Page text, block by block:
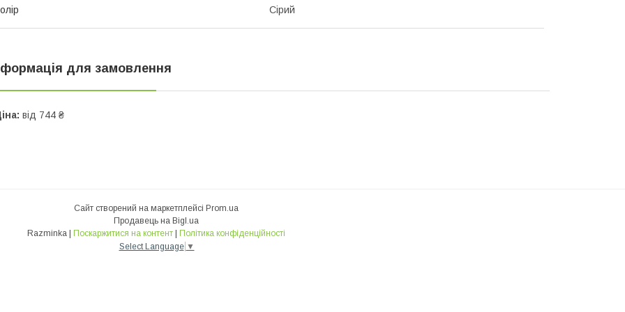
Сірий
для замовлення
від 744 ₴
Сайт створений на маркетплейсі Prom.ua
Продавець на Bigl.ua
Razminka | Поскаржитися на контент | Політика конфіденційності
Select Language ▼